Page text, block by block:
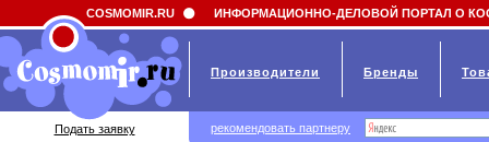
Field 'news_title' doesn't have a default value
COSMOMIR.RU ИНФОРМАЦИОННО-ДЕЛОВОЙ ПОРТАЛ О
Производители Бренды
Подать заявку рекомендовать партнеру